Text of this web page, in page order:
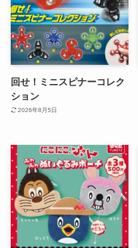
回せ！ミニスピナーコレク
ション
2026年8月5日